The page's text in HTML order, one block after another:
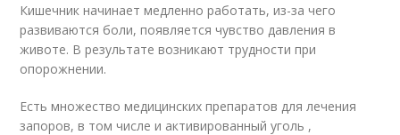
Кишечник начинает медленно работать, из-за чего
развиваются боли, появляется чувство давления в
животе. В результате возникают трудности при
опорожнении.
Есть множество медицинских препаратов для лечения
запоров, в том числе и активированный уголь ,